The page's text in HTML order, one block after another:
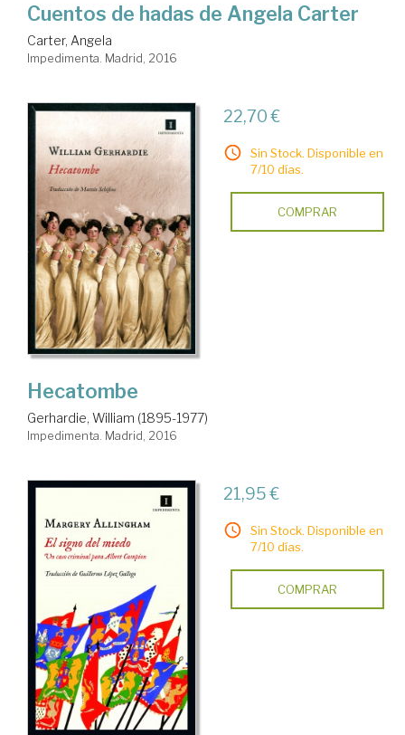
Cuentos de hadas de Angela Carter
Carter, Angela
Impedimenta. Madrid, 2016
22,70 €
Sin Stock. Disponible en
7/10 días.
COMPRAR
Hecatombe
Gerhardie, William (1895-1977)
Impedimenta. Madrid, 2016
21,95 €
Sin Stock. Disponible en
7/10 días.
COMPRAR